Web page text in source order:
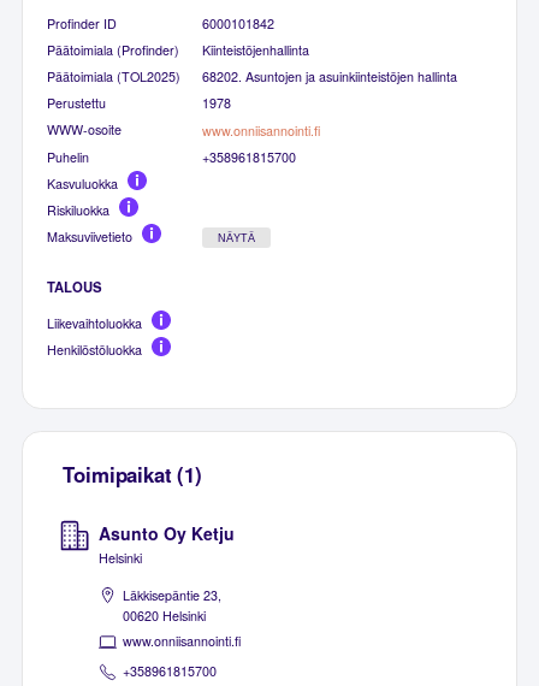
Profinder ID
6000101842
Päätoimiala (Profinder)
Kiinteistöjenhallinta
Päätoimiala (TOL2025)
68202. Asuntojen ja asuinkiinteistöjen hallinta
Perustettu
1978
WWW-osoite
www.onniisannointi.fi
Puhelin
+358961815700
Kasvuluokka
Riskiluokka
Maksuviivetieto
NÄYTÄ
TALOUS
Liikevaihtoluokka
Henkilöstöluokka
Toimipaikat (1)
Asunto Oy Ketju
Helsinki
Läkkisepäntie 23,
00620 Helsinki
www.onniisannointi.fi
+358961815700